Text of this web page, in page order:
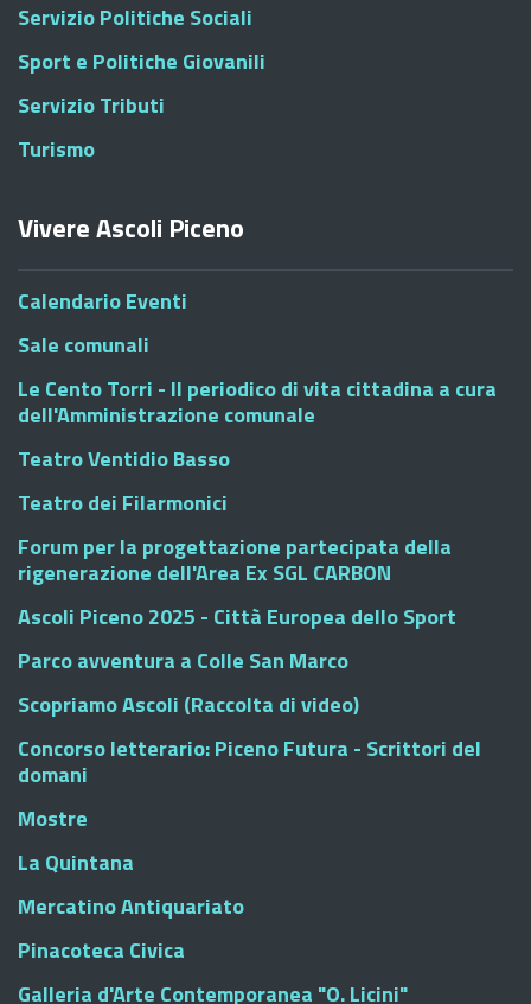
Servizio Politiche Sociali
Sport e Politiche Giovanili
Servizio Tributi
Turismo
Vivere Ascoli Piceno
Calendario Eventi
Sale comunali
Le Cento Torri - Il periodico di vita cittadina a cura
dell'Amministrazione comunale
Teatro Ventidio Basso
Teatro dei Filarmonici
Forum per la progettazione partecipata della
rigenerazione dell'Area Ex SGL CARBON
Ascoli Piceno 2025 - Città Europea dello Sport
Parco avventura a Colle San Marco
Scopriamo Ascoli (Raccolta di video)
Concorso letterario: Piceno Futura - Scrittori del
domani
Mostre
La Quintana
Mercatino Antiquariato
Pinacoteca Civica
Galleria d'Arte Contemporanea "O. Licini"